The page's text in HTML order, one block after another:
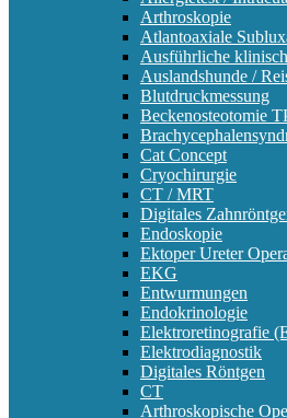
Arthroskopie
Atlantoaxiale
Ausführliche
Auslandshunde /
Blutdruckmessung
Beckenosteotomie
Cat Concept
Cryochirurgie
CT / MRT
Digitales
Endoskopie
Ektoper Ureter
EKG
Entwurmungen
Endokrinologie
Elektroretinografie
Elektrodiagnostik
Digitales Röntgen
CT
Arthroskopische